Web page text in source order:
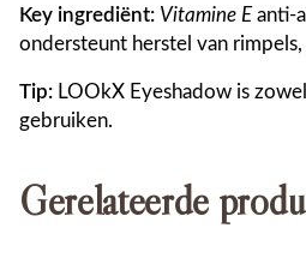
Key ingrediënt: Vitamine E anti-
ondersteunt herstel van
Tip: LOOkX Eyeshadow is
gebruiken.
Gerelateerde